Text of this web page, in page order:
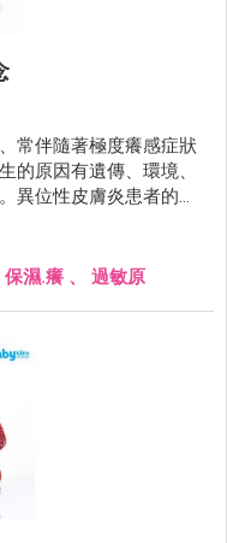
常伴隨著極度癢感症狀
的原因有遺傳、環境、
異位性皮膚炎患者的皮
人體表皮中的蛋白質）
導致皮膚的表皮障蔽功
過度增生，讓過敏原易
保濕.癢 、 過敏原